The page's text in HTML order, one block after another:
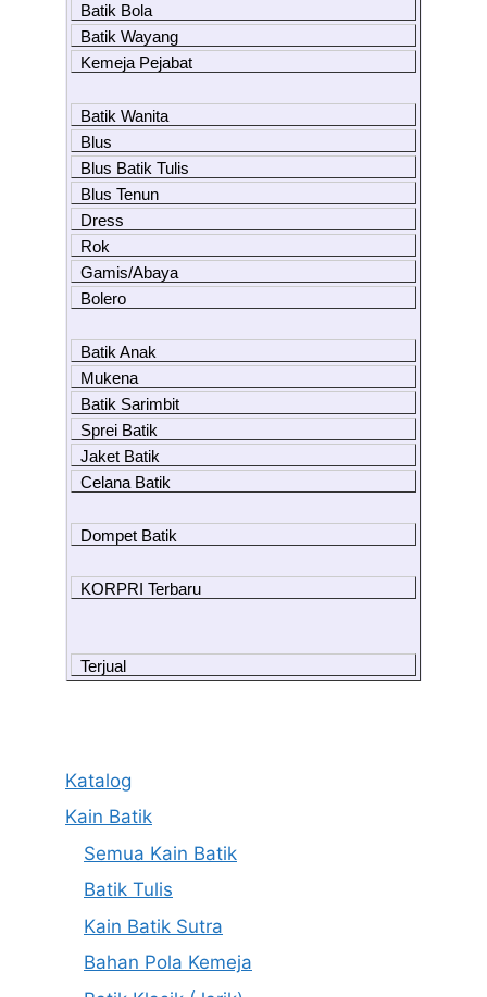
Batik Bola
Batik Wayang
Kemeja Pejabat
Batik Wanita
Blus
Blus Batik Tulis
Blus Tenun
Dress
Rok
Gamis/Abaya
Bolero
Batik Anak
Mukena
Batik Sarimbit
Sprei Batik
Jaket Batik
Celana Batik
Dompet Batik
KORPRI Terbaru
Terjual
Katalog
Kain Batik
Semua Kain Batik
Batik Tulis
Kain Batik Sutra
Bahan Pola Kemeja